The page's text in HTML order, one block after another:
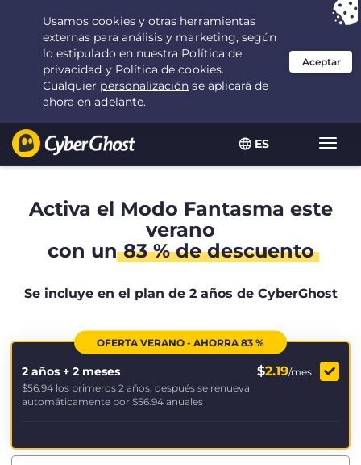
ES
Tu elección: la mejor ofertadurante 2.1666666666667 años por $
2.19
/mes
Activa el Modo Fantasma este
verano
con un83 % de descuento
Se incluye en el plan de 2 años de CyberGhost
OFERTA VERANO - AHORRA 83 %
2 años + 2 meses $2.19/mes
$56.94 los primeros 2 años, después se renueva
automáticamente por $56.94 anuales